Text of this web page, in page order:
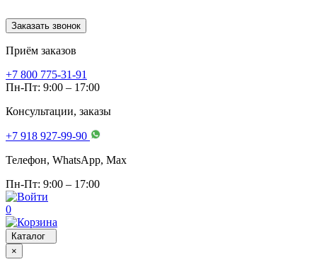
Заказать звонок
Приём заказов
+7 800 775-31-91
Пн-Пт: 9:00 – 17:00
Консультации, заказы
+7 918 927-99-90
Телефон, WhatsApp, Мах
Пн-Пт: 9:00 – 17:00
0
Каталог
×